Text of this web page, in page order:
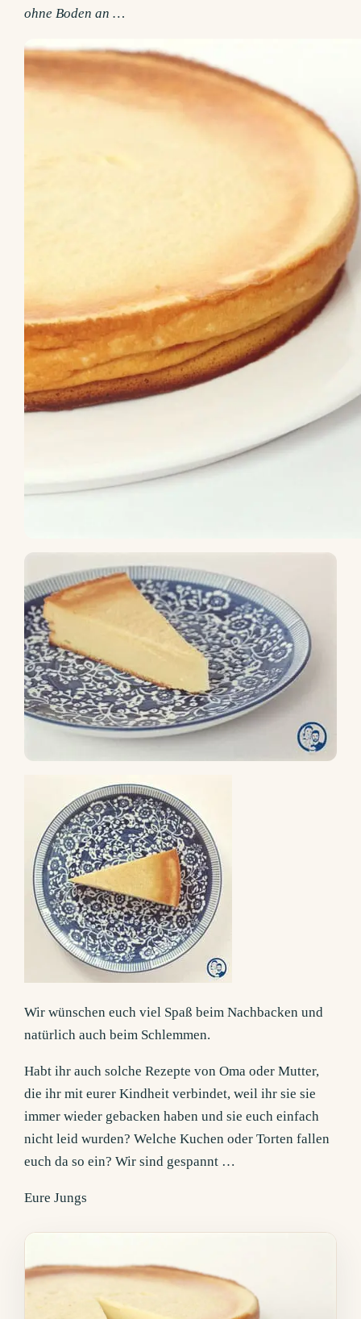
ohne Boden an …
Wir wünschen euch viel Spaß beim Nachbacken und
natürlich auch beim Schlemmen.
Habt ihr auch solche Rezepte von Oma oder Mutter,
die ihr mit eurer Kindheit verbindet, weil ihr sie sie
immer wieder gebacken haben und sie euch einfach
nicht leid wurden? Welche Kuchen oder Torten fallen
euch da so ein? Wir sind gespannt …
Eure Jungs